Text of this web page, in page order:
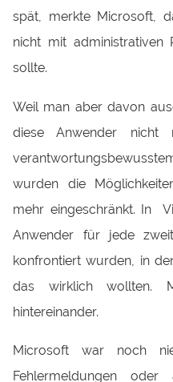
spät, merkte Microsoft,
nicht mit administrativen
sollte.
Weil man aber davon
diese Anwender
wurden die
mehr eingeschränkt. In
Anwender für jede
konfrontiert wurden, in
das wirklich wollten.
hintereinander.
Microsoft war noch
Fehlermeldungen oder